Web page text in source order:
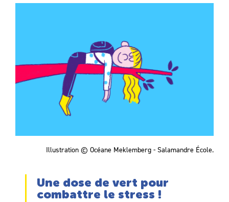
Illustration © Océane Meklemberg - Salamandre École.
Une dose de vert pour
combattre le stress !